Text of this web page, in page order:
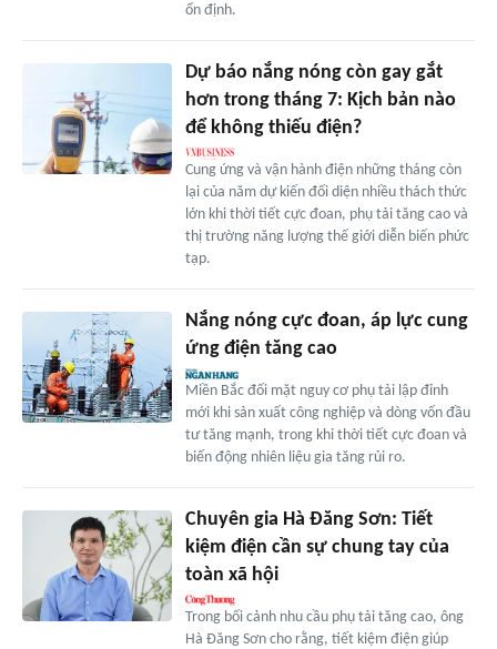
ổn định.
Dự báo nắng nóng còn gay gắt
hơn trong tháng 7: Kịch bản nào
để không thiếu điện?
Cung ứng và vận hành điện những tháng còn
lại của năm dự kiến đối diện nhiều thách thức
lớn khi thời tiết cực đoan, phụ tải tăng cao và
thị trường năng lượng thế giới diễn biến phức
tạp.
Nắng nóng cực đoan, áp lực cung
ứng điện tăng cao
Miền Bắc đối mặt nguy cơ phụ tải lập đỉnh
mới khi sản xuất công nghiệp và dòng vốn đầu
tư tăng mạnh, trong khi thời tiết cực đoan và
biến động nhiên liệu gia tăng rủi ro.
Chuyên gia Hà Đăng Sơn: Tiết
kiệm điện cần sự chung tay của
toàn xã hội
Trong bối cảnh nhu cầu phụ tải tăng cao, ông
Hà Đăng Sơn cho rằng, tiết kiệm điện giúp